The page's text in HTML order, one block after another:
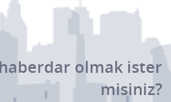
olmak ister
misiniz?